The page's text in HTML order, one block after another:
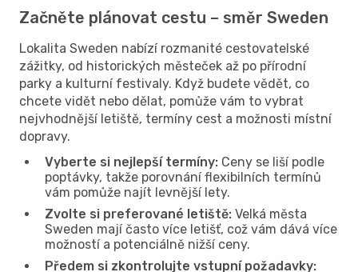
Začněte plánovat cestu – směr Sweden
Lokalita Sweden nabízí rozmanité cestovatelské
zážitky, od historických městeček až po přírodní
parky a kulturní festivaly. Když budete vědět, co
chcete vidět nebo dělat, pomůže vám to vybrat
nejvhodnější letiště, termíny cest a možnosti místní
dopravy.
Vyberte si nejlepší termíny: Ceny se liší podle
poptávky, takže porovnání flexibilních termínů
vám pomůže najít levnější lety.
Zvolte si preferované letiště: Velká města
Sweden mají často více letišť, což vám dává více
možností a potenciálně nižší ceny.
Předem si zkontrolujte vstupní požadavky: